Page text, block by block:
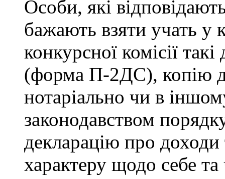
Особи, які
бажають взяти учать у
конкурсної комісії
(форма П-2ДС), копію
нотаріально чи в
законодавством
декларацію про доходи
характеру щодо себе та